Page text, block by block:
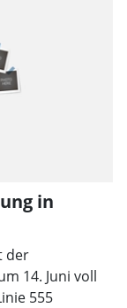
in
der
14. Juni voll
555